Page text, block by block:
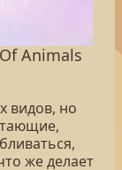
Animals
видов, но
же делает